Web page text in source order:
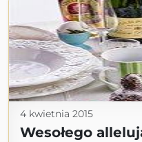
4 kwietnia 2015
Wesołego